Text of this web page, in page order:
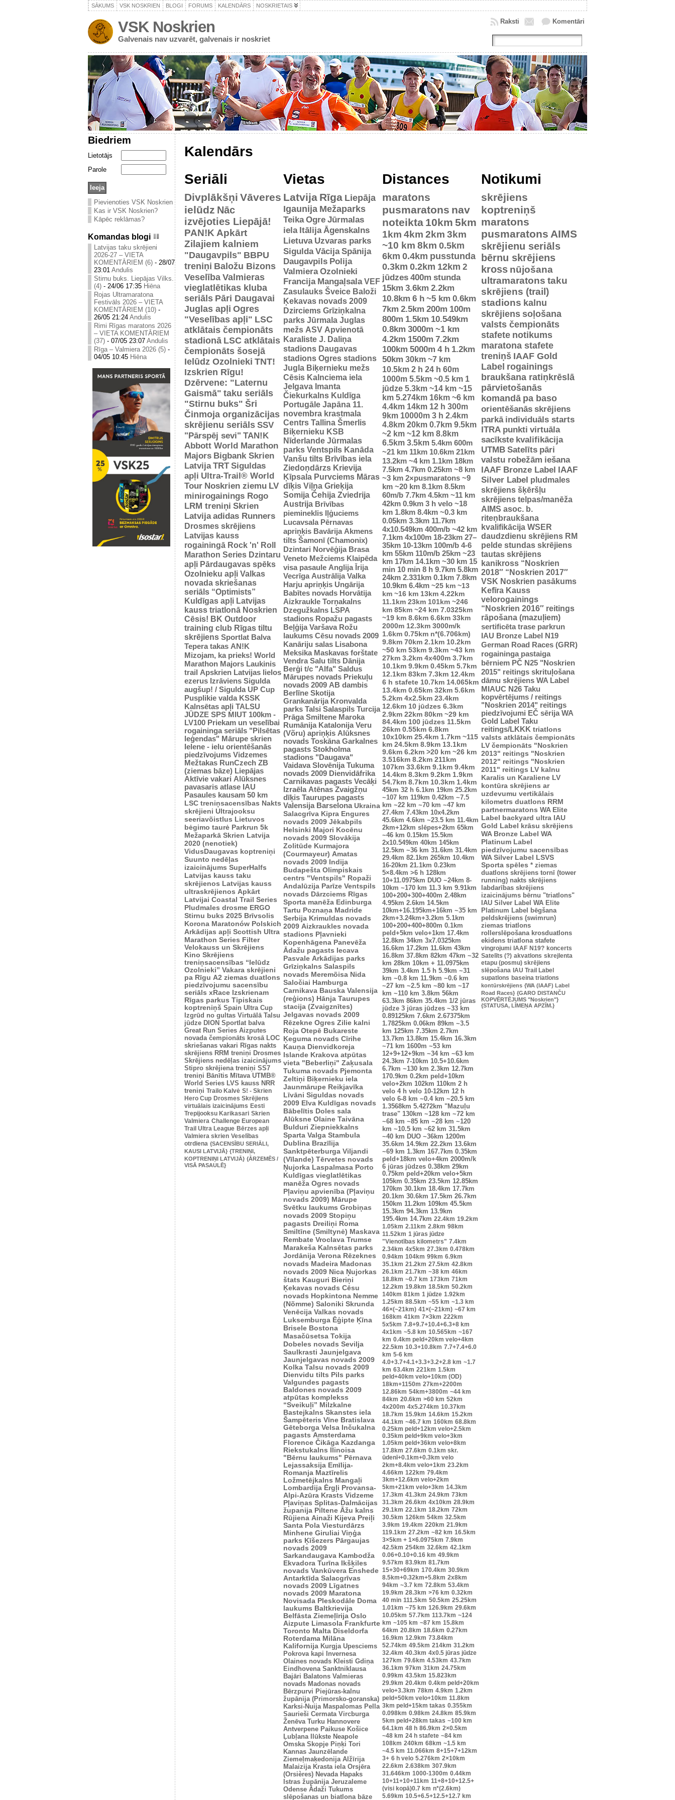
SĀKUMS VSK NOSKRIEN BLOGI FORUMS KALENDĀRS NOSKRIETAIS
VSK Noskrien
Galvenais nav uzvarēt, galvenais ir noskriet
Komentāri
Raksti
Biedriem
Lietotājs
Parole
Pievienoties VSK Noskrien
Kas ir VSK Noskrien?
Kāpēc reklāmas?
Komandas blogi
Latvijas taku skrējieni
2026-27 – VIETA
KOMENTĀRIEM (6) - 28/07
23:01 Andulis
Stirnu buks. Liepājas Vilks.
(4) - 24/06 17:35 Hiēna
Rojas Ultramaratona
Festivāls 2026 – VIETA
KOMENTĀRIEM (10) -
26/05 21:24 Andulis
Rimi Rīgas maratons 2026
– VIETA KOMENTĀRIEM
(37) - 07/05 23:07 Andulis
Rīga – Valmiera 2026 (5) -
04/05 10:45 Hiēna
Kalendārs
Seriāli
Divplākšņi Vāveres
ielūdz Nāc
izvējoties Liepājā!
PAN!K Apkārt
Zilajiem kalniem
"Daugavpils" BBPU
treniņi Baložu Bizons
Veselība Valmieras
vieglatlētikas kluba
seriāls Pāri Daugavai
Juglas apļi Ogres
"Veselības apļi" LSC
atklātais čempionāts
stadionā LSC atklātais
čempionāts šosejā
Ielūdz Ozolnieki TNT!
Izskrien Rīgu!
Dzērvene: "Laternu
Gaismā" taku seriāls
"Stirnu buks" Šri
Činmoja organizācijas
skrējienu seriāls SSV
"Pārspēj sevi" TAN!K
Abbott World Marathon
Majors Bigbank Skrien
Latvija TRT Siguldas
apļi Ultra-Trail® World
Tour Noskrien ziemu LV
minirogainings Rogo
LRM treniņi Skrien
Latvija adidas Runners
Drosmes skrējiens
Latvijas kauss
rogainingā Rock 'n' Roll
Marathon Series Dzintaru
apļi Pārdaugavas spēks
Ozolnieku apļi Valkas
novada skriešanas
seriāls “Optimists”
Kuldīgas apļi Latvijas
kauss triatlonā Noskrien
Cēsis! BK Outdoor
training club Rīgas tiltu
skrējiens Sportlat Balva
Tepera takas AN!K
Mizojam, ka prieks! World
Marathon Majors Laukinis
trail Apskrien Latvijas lielos
ezerus Izrāviens Sigulda
augšup! / Sigulda UP Cup
Pusplikie valda KSSK
Kalnsētas apļi TALSU
JŪDZE SPS MIUT 100km -
LV100 Priekam un veselībai
rogaininga seriāls "Pilsētas
leģendas" Mārupe skrien
Ielene - ielu orientēšanās
piedzīvojums Vidzemes
Mežtakas RunCzech ZB
(ziemas bāze) Liepājas
Aktīvie vakari Alūksnes
pavasaris atlase IAU
Pasaules kausam 50 km
LSC treniņsacensības Nakts
skrējieni Ultrajooksu
seeriavõistlus Lietuvos
bėgimo taurė Parkrun 5k
Mežaparkā Skrien Latvija
2020 (nenotiek)
VidusDaugavas koptreniņi
Suunto nedēļas
izaicinājums SuperHalfs
Latvijas kauss taku
skrējienos Latvijas kauss
ultraskrējienos Apkārt
Latvijai Coastal Trail Series
Pludmales drosme ERGO
Stirnu buks 2025 Brīvsolis
Korona Maratonów Polskich
Arkādijas apļi Scottish Ultra
Marathon Series Filter
Velokauss un Skrējiens
Kino Skrējiens
treniņsacensības “Ielūdz
Ozolnieki” Vakara skrējieni
pa Rīgu A2 ziemas duatlons
piedzīvojumu sacensību
seriāls xRace Izskrienam
Rīgas parkus Tipiskais
koptreniņš Spain Ultra Cup
Izgrūd no gultas Virtuālā Talsu
jūdze DION Sportlat balva
Great Run Series Aizputes
novada čempionāts krosā LOC
skriešanas vakari Rīgas nakts
skrējiens RRM treniņi Drosmes
Skrējiens nedēļas izaicinājums
Stipro skrējiena treniņi SS7
treniņi Bānītis Mītava UTMB®
World Series LVS kauss NRR
treniņi Trailo Kalvė S! - Skrien
Hero Cup Drosmes Skrējiens
virtuālais izaicinājums Eesti
Trepijooksu Karikasari Skrien
Valmiera Challenge European
Trail Ultra League Bērzes apļi
Valmiera skrien Veselības
otrdiena {SACENSĪBU SERIĀLI,
KAUSI LATVIJĀ} {TRENIŅI,
KOPTRENIŅI LATVIJĀ} {ĀRZEMĒS /
VISĀ PASAULĒ}
Vietas
Latvija Rīga Liepāja
Igaunija Mežaparks
Teika Ogre Jūrmalas
iela Itālija Āgenskalns
Lietuva Uzvaras parks
Sigulda Vācija Spānija
Daugavpils Polija
Valmiera Ozolnieki
Francija Mangaļsala VEF
Zasulauks Šveice Baloži
Ķekavas novads 2009
Dzirciems Grīziņkalna
parks Jūrmala Juglas
mežs ASV Apvienotā
Karaliste J. Daliņa
stadions Daugavas
stadions Ogres stadions
Jugla Biķernieku mežs
Cēsis Kalnciema iela
Jelgava Imanta
Čiekurkalns Kuldīga
Portugāle Japāna 11.
novembra krastmala
Centrs Tallina Šmerlis
Biķernieku KSB
Nīderlande Jūrmalas
parks Ventspils Kanāda
Vanšu tilts Brīvības iela
Ziedoņdārzs Krievija
Ķīpsala Purvciems Māras
dīķis Viļņa Grieķija
Somija Čehija Zviedrija
Austrija Brīvības
piemineklis Iļģuciems
Lucavsala Pērnavas
apriņķis Bavārija Akmens
tilts Šamonī (Chamonix)
Dzintari Norvēģija Brasa
Veneto Mežciems Klaipēda
visa pasaule Anglija Īrija
Vecrīga Austrālija Valka
Harju apriņķis Ungārija
Babītes novads Horvātija
Aizkraukle Torņakalns
Dzegužkalns LSPA
stadions Ropažu pagasts
Beļģija Varšava Rožu
laukums Cēsu novads 2009
Kanāriju salas Lisabona
Meksika Maskavas forštate
Vendra Salu tilts Dānija
Berģi t/c "Alfa" Saldus
Mārupes novads Priekuļu
novads 2009 AB dambis
Berlīne Skotija
Grankanārija Kronvalda
parks Talsi Salaspils Turcija
Prāga Smiltene Maroka
Rumānija Katalonija Veru
(Võru) apriņķis Alūksnes
novads Toskāna Garkalnes
pagasts Stokholma
stadions "Daugava"
Vaidava Slovēnija Tukuma
novads 2009 Dienvidāfrika
Carnikavas pagasts Vecāķi
Izraēla Atēnas Zvaigžņu
dīķis Taurupes pagasts
Valensija Barselona Ukraina
Salacgrīva Kipra Engures
novads 2009 Jēkabpils
Helsinki Majori Kocēnu
novads 2009 Slovākija
Zolitūde Kurmajora
(Courmayeur) Amatas
novads 2009 Indija
Budapešta Olimpiskais
centrs "Ventspils" Ropaži
Andalūzija Parīze Ventspils
novads Dārzciems Rīgas
Sporta manēža Edinburga
Tartu Poznaņa Madride
Serbija Krimuldas novads
2009 Aizkraukles novada
stadions Pļavnieki
Kopenhāgena Panevēža
Ādažu pagasts Iecava
Pasvale Arkādijas parks
Grīziņkalns Salaspils
novads Meremõisa Nida
Saločiai Hamburga
Carnikava Bauska Valensija
(reģions) Hānja Taurupes
stacija (Zvaigznītes)
Jelgavas novads 2009
Rēzekne Ogres Zilie kalni
Roja Otepē Bukareste
Ķeguma novads Cīrihe
Kauņa Dienvidkoreja
Islande Krakova atpūtas
vieta "Beberliņi" Zaķusala
Tukuma novads Pjemonta
Zeltiņi Biķernieku iela
Jaunmārupe Reikjavīka
Līvāni Siguldas novads
2009 Elva Kuldīgas novads
Bābelītis Doles sala
Alūksne Olaine Taivāna
Bulduri Ziepniekkalns
Sparta Valga Stambula
Dublina Brazīlija
Sanktpēterburga Viljandi
(Vīlande) Tērvetes novads
Ņujorka Laspalmasa Porto
Kuldīgas vieglatlētikas
manēža Ogres novads
Pļaviņu apvienība (Pļaviņu
novads 2009) Mārupe
Svētku laukums Grobiņas
novads 2009 Stopiņu
pagasts Dreiliņi Roma
Smiltīne (Smiltynė) Maskava
Rembate Vroclava Trumse
Marakeša Kalnsētas parks
Jordānija Verona Rēzeknes
novads Madeira Madonas
novads 2009 Nica Ņujorkas
štats Kauguri Bieriņi
Ķekavas novads Cēsu
novads Hopkintona Nemme
(Nõmme) Saloniki Skrunda
Venēcija Valkas novads
Luksemburga Ēģipte Ķīna
Brisele Bostona
Masačūsetsa Tokija
Dobeles novads Sevilja
Saulkrasti Jaunjelgava
Jaunjelgavas novads 2009
Kolka Talsu novads 2009
Dienvidu tilts Pils parks
Valgundes pagasts
Baldones novads 2009
atpūtas komplekss
“Sveikuļi” Milzkalne
Bastejkalns Skanstes iela
Šampēteris Vīne Bratislava
Gēteborga Velsa Inčukalna
pagasts Amsterdama
Florence Čikāga Kazdanga
Riekstukalns Ilinoisa
"Bērnu laukums" Pērnava
Lejassaksija Emīlija-
Romanja Maztīrelis
Ložmetējkalns Mangaļi
Lombardija Ērgļi Provansa-
Alpi-Azūra Krasts Vidzeme
Pļaviņas Splitas-Dalmācijas
županija Piltene Āžu kalns
Rūjiena Ainaži Kijeva Preiļi
Santa Pola Viesturdārzs
Minhene Giruliai Viņģa
parks Ķīšezers Pārgaujas
novads 2009
Sarkandaugava Kambodža
Ekvadora Turīna Ikšķiles
novads Vankūvera Enshede
Antarktīda Salacgrīvas
novads 2009 Līgatnes
novads 2009 Maratona
Novisada Pleskodāle Doma
laukums Baltkrievija
Belfāsta Ziemeļīrija Oslo
Aizpute Limasola Frankfurte
Toronto Malta Diseldorfa
Roterdama Milāna
Kalifornija Kurgja Upesciems
Pokrova kapi Invernesa
Olaines novads Kleisti Gdiņa
Eindhovena Sanktniklausa
Bajāri Balatons Valmieras
novads Madonas novads
Bērzpurvi Piejūras-kalnu
župānija (Primorsko-goranska)
Karksi-Nuija Maspalomas Pella
Saurieši Cermata Vircburga
Ženēva Turku Hannovere
Antverpene Paikuse Košice
Ļubļana Ilūkste Neapole
Omska Skopje Piņķi Tori
Kannas Jaunzēlande
Ziemeļmaķedonija Alžīrija
Malaizija Krasta iela Orsjēra
(Orsières) Nevada Hapaks
Istras župānija Jeruzaleme
Odense Ādaži Tukums
slēpošanas un biatlona bāze
Distances
maratons
pusmaratons nav
noteikta 10km 5km
1km 4km 2km 3km
~10 km 8km 0.5km
6km 0.4km pusstunda
0.3km 0.2km 12km 2
jūdzes 400m stunda
15km 3.6km 2.2km
10.8km 6 h ~5 km 0.6km
7km 2.5km 200m 100m
800m 1.5km 10.549km
0.8km 3000m ~1 km
4.2km 1500m 7.2km
100km 5000m 4 h 1.2km
50km 30km ~7 km
10.5km 2 h 24 h 60m
1000m 5.5km ~0.5 km 1
jūdze 5.3km ~14 km ~15
km 5.274km 16km ~6 km
4.4km 14km 12 h 300m
9km 10000m 3 h 2.4km
4.8km 20km 0.7km 9.5km
~2 km ~12 km 8.8km
6.5km 3.5km 5.4km 600m
~21 km 11km 10.6km 21km
13.2km ~4 km 1.1km 18km
7.5km 4.7km 0.25km ~8 km
~3 km 2×pusmaratons ~9
km ~20 km 8.1km 8.5km
60m/b 7.7km 4.5km ~11 km
42km 0.9km 3 h velo ~18
km 1.8km 8.4km ~0.3 km
0.05km 3.3km 11.7km
4x10.549km 400m/b ~42 km
7.1km 4x100m 18-23km 27–
35km 10-13km 100m/b 4-6
km 55km 110m/b 25km ~23
km 17km 14.1km ~30 km 15
min 10 min 8 h 9.7km 5.8km
24km 2.331km 0.1km 7.8km
10.9km 6.4km ~25 km ~13
km ~16 km 13km 4.22km
11.1km 23km 101km ~246
km 85km ~24 km 7.0325km
~19 km 8.6km 6.6km 33km
2000m 12.3km 3000m/k
1.6km 0.75km n*(6.706km)
9.8km 70km 2.1km 10.2km
~50 km 53km 9.3km ~43 km
27km 3.2km 4x400m 3.7km
10.1km 9.9km 0.45km 5.7km
12.1km 83km 7.3km 12.4km
6 h stafete 10.7km 14.065km
13.4km 0.65km 32km 5.6km
5.2km 4x2.5km 23.4km
12.6km 10 jūdzes 6.3km
2.9km 22km 80km ~29 km
84.4km 100 jūdzes 11.5km
26km 0.55km 6.8km
10x10km 25.4km 1.7km ~115
km 24.5km 8.9km 13.1km
9.6km 6.2km >20 km ~26 km
3.516km 8.2km 211km
107km 33.6km 9.1km 9.4km
14.4km 8.3km 9.2km 1.9km
54.7km 8.7km 10.3km 1.4km
45km 32 h 6.1km 19km 25.2km
~107 km 119km 0.42km ~7.5
km ~22 km ~70 km ~47 km
27.4km 7.43km 10x4.2km
45.6km 4.6km ~23.5 km 11.4km
2km+12km slēpes+2km 65km
~46 km 0.15km 15.5km
2x10.549km 40km 145km
12.5km ~36 km 31.6km 31.4km
29.4km 82.1km 265km 10.4km
16-20km 21.1km 0.23km
5×8.4km >6 h 128km
10+11.0975km DUO ~24km 8-
10km ~170 km 11.3 km 9.91km
100+200+300+400m 2.48km
4.95km 2.6km 14.5km
10km+16.195km+16km ~35 km
2km+3.24km+3.2km 5.1km
100+200+400+800m 0.1km
peld+5km velo+1km 17.4km
12.8km 34km 3x7.0325km
16.6km 17.2km 11.6km 43km
16.8km 37.8km 82km 47km ~32
km 28km 10km + 11.0975km
39km 3.4km 1.5 h 5.9km ~31
km ~0.8 km 11.9km ~0.6 km
~27 km ~2.5 km ~80 km ~17
km ~110 km 3.8km 56km
63.3km 86km 35.4km 1/2 jūras
jūdze 3 jūras jūdzes ~33 km
0.89125km 7.6km 2.67375km
1.7825km 0.06km 89km ~3.5
km 125km 7.35km 2.7km
13.7km 13.8km 15.4km 16.3km
~71 km 1600m ~53 km
12+9+12+9km ~34 km ~63 km
24.3km 7-10km 10.5+10.6km
6.7km ~130 km 2.3km 12.7km
170.9km 0.2km peld+10km
velo+2km 102km 110km 2 h
velo 4 h velo 10-12km 12 h
velo 6-8 km ~0.4 km ~20.5 km
1.3568km 5.4272km "Mazuļu
trase" 130km ~128 km ~72 km
~68 km ~85 km ~28 km ~120
km ~10.5 km ~62 km 31.5km
~40 km DUO ~36km 1200m
35.6km 14.9km 22.2km 13.6km
~69 km 1.3km 167.7km 0.35km
peld+18km velo+4km 2000m/k
6 jūras jūdzes 0.38km 29km
0.75km peld+20km velo+5km
105km 0.35km 23.5km 12.85km
170km 30.1km 18.4km 17.7km
20.1km 30.6km 17.5km 26.7km
150km 11.2km 109km 45.5km
15.3km 94.3km 13.9km
195.4km 14.7km 22.4km 19.2km
1.05km 2.11km 2.8km 98km
11.52km 1 jūras jūdze
"Vienotības kilometrs" 7.4km
2.34km 4x5km 27.3km 0.478km
0.94km 104km 99km 6.9km
35.1km 21.2km 27.5km 42.8km
26.1km 21.7km ~38 km 46km
18.8km ~0.7 km 173km 71km
12.2km 19.8km 18.5km 50.2km
140km 81km 1 jūdze 1.92km
1.25km 88.5km ~55 km ~1.3 km
46×(~21km) 41×(~21km) ~67 km
168km 41km 7×3km 222km
5x5km 7.8+9.7+10.4+6.3+8 km
4x1km ~5.8 km 10.565km ~167
km 0.4km peld+20km velo+4km
22.5km 10.3+10.8km 7.7+7.4+6.0
km 5-6 km
4.0+3.7+4.1+3.3+3.2+2.8 km ~1.7
km 63.4km 221km 1.5km
peld+40km velo+10km (OD)
18km+1150m 27km+2200m
12.86km 54km+3800m ~44 km
84km 20.6km >60 km 52km
4x200m 4x5.274km 10.37km
18.7km 15.9km 14.6km 15.2km
44.1km ~46.7 km 160km 68.8km
0.25km peld+12km velo+2.5km
0.35km peld+9km velo+3km
1.05km peld+36km velo+8km
17.8km 27.6km 0.1km skr.
ūdenī+0.1km+0.3km velo
2km+8.4km velo+1km 23.2km
4.66km 122km 79.4km
3km+12.6km velo+2km
5km+21km velo+3km 14.3km
17.3km 41.3km 24.9km 73km
31.3km 26.6km 4x10km 28.9km
29.1km 22.1km 18.2km 72km
30.5km 126km 54km 32.5km
3.9km 19.4km 220km 21.9km
119.1km 27.2km ~82 km 16.5km
3×5km + 1×6.0975km 7.9km
42.5km 254km 32.6km 42.1km
0.06+0.10+0.16 km 49.9km
9.57km 83.9km 81.7km
15+30+69km 170.4km 30.9km
8.5km+0.32km+5.8km 2x8km
94km ~3.7 km 72.8km 53.4km
19.9km 28.3km >76 km 0.32km
40 min 111.5km 50.5km 25.25km
1.01km ~75 km 126.9km 29.6km
10.05km 57.7km 113.7km ~124
km ~105 km ~87 km 15.8km
64km 20.8km 18.6km 0.27km
16.9km 12.9km 73.84km
52.74km 49.5km 214km 31.2km
32.4km 40.3km 4x0.5 jūras jūdze
127km 79.6km 4.53km 43.7km
36.1km 97km 31km 24.75km
0.99km 43.5km 15.823km
29.9km 20.4km 0.4km peld+20km
velo+3.3km 78km 4.9km 1.2km
peld+50km velo+10km 11.8km
3km peld+15km takas 0.355km
0.098km 0.98km 24.8km 85.9km
5km peld+28km takas ~100 km
64.1km 48 h 86.9km 2×0.5km
~48 km 24 h stafete ~84 km
108km 240km 68km ~1.5 km
~4.5 km 11.066km 8+15+7+12km
3+ 6 h velo 5.276km 2×10km
22.6km 2.638km 307.9km
31.646km 1000-1300m 0.44km
10+11+10+11km 11+8+10+12.5+
(visi kopā)0.7 km n*(2.6km)
5.69km 10.5+6.5+12.5+12.7 km
Notikumi
skrējiens
koptreniņš
maratons
pusmaratons AIMS
skrējienu seriāls
bērnu skrējiens
kross nūjošana
ultramaratons taku
skrējiens (trail)
stadions kalnu
skrējiens soļošana
valsts čempionāts
stafete notikums
maratona stafete
treniņš IAAF Gold
Label rogainings
braukšana ratiņkrēslā
pārvietošanās
komandā pa baso
orientēšanās skrējiens
parkā individuāls starts
ITRA punkti virtuāla
sacīkste kvalifikācija
UTMB Satelīts pāri
valstu robežām iešana
IAAF Bronze Label IAAF
Silver Label pludmales
skrējiens šķēršļu
skrējiens telpas/manēža
AIMS asoc. b.
riteņbraukšana
kvalifikācija WSER
daudzdienu skrējiens RM
pelde stundas skrējiens
tautas skrējiens
kanikross “Noskrien
2018″ “Noskrien 2017″
VSK Noskrien pasākums
Kefīra Kauss
velorogainings
“Noskrien 2016″ reitings
rāpošana (mazuļiem)
sertificēta trase parkrun
IAU Bronze Label N19
German Road Races (GRR)
rogaininga pastaiga
bērniem PČ N25 "Noskrien
2015" reitings skrituļošana
dāmu skrējiens WA Label
MIAUC N26 Taku
kopvērtējums / reitings
"Noskrien 2014" reitings
piedzīvojumi EČ sērija WA
Gold Label Taku
reitings/LKKK triatlons
valsts atklātais čempionāts
LV čempionāts "Noskrien
2013" reitings "Noskrien
2012" reitings "Noskrien
2011" reitings LV kalnu
Karalis un Karaliene LV
kontūra skrējiens ar
uzdevumu vertikālais
kilometrs duatlons RRM
partnermaratons WA Elite
Label backyard ultra IAU
Gold Label krāsu skrējiens
WA Bronze Label WA
Platinum Label
piedzīvojumu sacensības
WA Silver Label LSVS
Sporta spēles * ziemas
duatlons skrējiens tornī (tower
running) nakts skrējiens
labdarības skrējiens
izaicinājums bērnu "triatlons"
IAU Silver Label WA Elite
Platinum Label bēgšana
peldskrējiens (swimrun)
ziemas triatlons
rollerslēpošana krosduatlons
ekidens triatlona stafete
vingrojumi IAAF N19? koncerts
Satelīts (?) akvatlons skrejlenta
etapu (posmu) skrējiens
slēpošana
IAU Trail Label
supatlons baseina triatlons
kontūrskrējiens {WA (IAAF) Label
Road Races} {GARO DISTANČU
KOPVĒRTĒJUMS "Noskrien"}
{STATUSA, LĪMEŅA APZĪM.}